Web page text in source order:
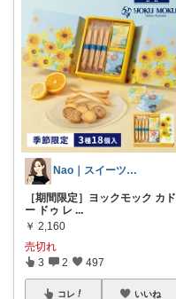
Nao｜スイーツROOM🍰
［期間限定］ヨックモック カド
ー ドゥ レ ...
￥ 2,160
売切れ
3 2 497
コレ いいね